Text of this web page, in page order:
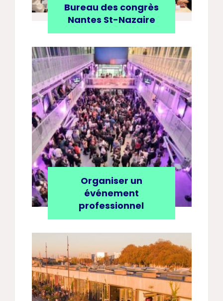
Bureau des congrès
Nantes St-Nazaire
Organiser un
événement
professionnel